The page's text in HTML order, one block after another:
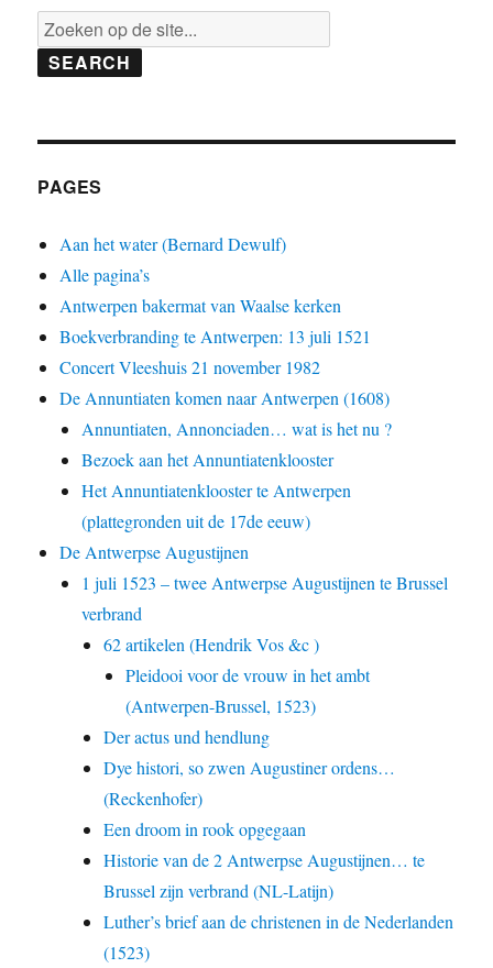
SEARCH
PAGES
Aan het water (Bernard Dewulf)
Alle pagina’s
Antwerpen bakermat van Waalse kerken
Boekverbranding te Antwerpen: 13 juli 1521
Concert Vleeshuis 21 november 1982
De Annuntiaten komen naar Antwerpen (1608)
Annuntiaten, Annonciaden… wat is het nu ?
Bezoek aan het Annuntiatenklooster
Het Annuntiatenklooster te Antwerpen
(plattegronden uit de 17de eeuw)
De Antwerpse Augustijnen
1 juli 1523 – twee Antwerpse Augustijnen te Brussel
verbrand
62 artikelen (Hendrik Vos &c )
Pleidooi voor de vrouw in het ambt
(Antwerpen-Brussel, 1523)
Der actus und hendlung
Dye histori, so zwen Augustiner ordens…
(Reckenhofer)
Een droom in rook opgegaan
Historie van de 2 Antwerpse Augustijnen… te
Brussel zijn verbrand (NL-Latijn)
Luther’s brief aan de christenen in de Nederlanden
(1523)